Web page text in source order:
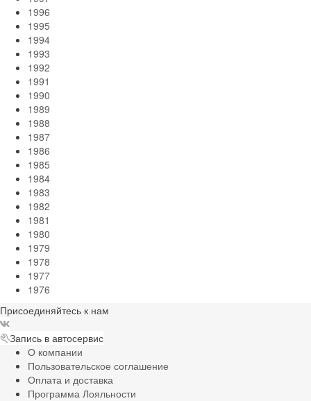
1996
1995
1994
1993
1992
1991
1990
1989
1988
1987
1986
1985
1984
1983
1982
1981
1980
1979
1978
1977
1976
Присоединяйтесь к нам
Запись в автосервис
О компании
Пользовательское соглашение
Оплата и доставка
Программа Лояльности